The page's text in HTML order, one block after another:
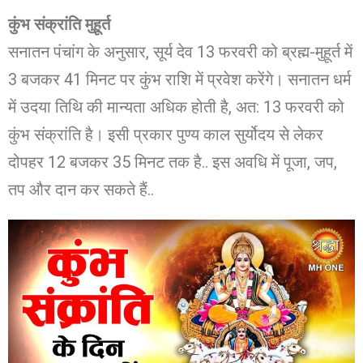
कुंभ संक्रांति मुहूर्त
सनातन पंचांग के अनुसार, सूर्य देव 13 फरवरी को ब्रह्म-मुहूर्त में
3 बजकर 41 मिनट पर कुंभ राशि में प्रवेश करेंगे। सनातन धर्म
में उदया तिथि की मान्यता अधिक होती है, अत: 13 फरवरी को
कुंभ संक्रांति है। इसी प्रकार पुण्य काल सुर्योदय से लेकर
दोपहर 12 बजकर 35 मिनट तक है.. इस अवधि में पूजा, जप,
तप और दान कर सकते हैं..